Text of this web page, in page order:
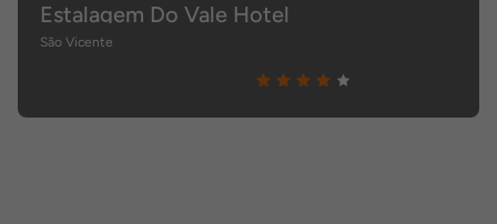
Estalagem Do Vale Hotel
São Vicente